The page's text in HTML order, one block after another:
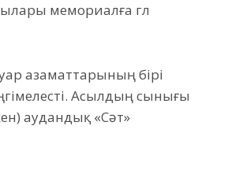
мемориалға гүл
азаматтарының бірі
Асылдың сынығы
аудандық «Сәт»